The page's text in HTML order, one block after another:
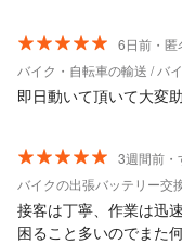
6日前・匿
バイク・自転車の輸送 / バ
即日動いて頂いて大変
3週間前・
バイクの出張バッテリー交
接客は丁寧、作業は迅
困ること多いのでまた